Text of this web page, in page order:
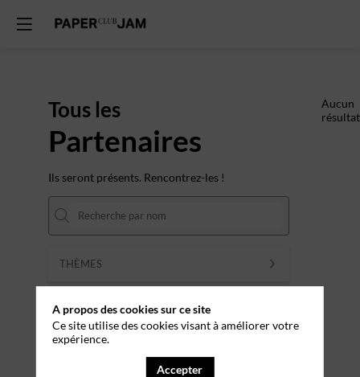
Tous les
Partenaires
Ils seront présents. Rencontrez-les !
THÈMES
Aucun
résultat
A propos des cookies sur ce site
Ce site utilise des cookies visant à améliorer votre
expérience.
Accepter